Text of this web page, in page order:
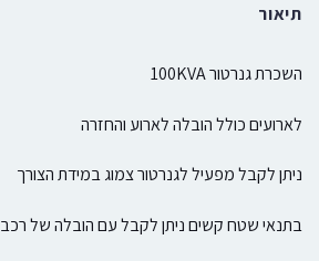
תיאור
השכרת גנרטור 100KVA
לארועים כולל הובלה לארוע והחזרה
ניתן לקבל מפעיל לגנרטור צמוג במידת הצורך
בתנאי שטח קשים ניתן לקבל עם הובלה של רכב 4*4 לתוך השטח